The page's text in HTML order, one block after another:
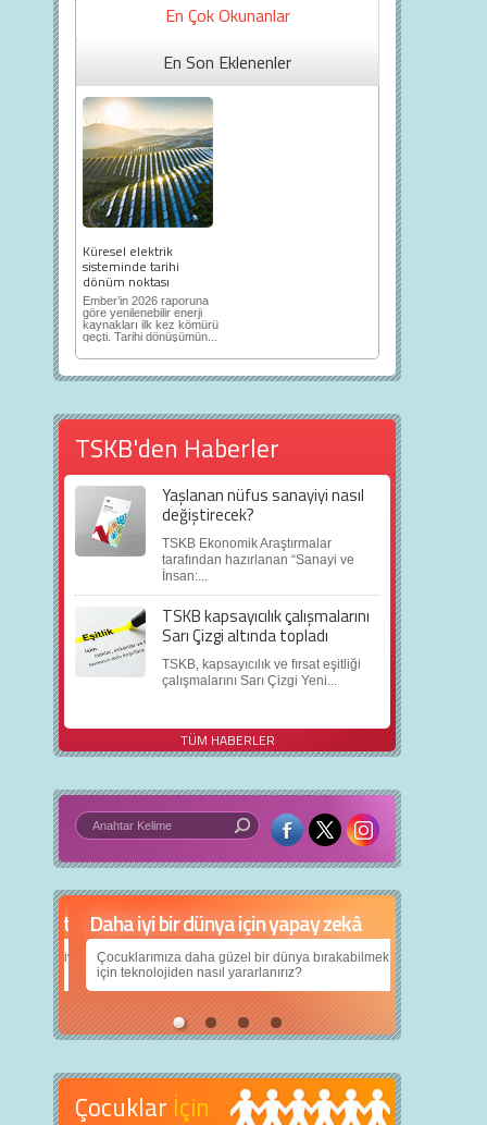
En Çok Okunanlar
En Son Eklenenler
Küresel elektrik
sisteminde tarihi
dönüm noktası
Ember’in 2026 raporuna
göre yenilenebilir enerji
kaynakları ilk kez kömürü
geçti. Tarihi dönüşümün...
TSKB'den Haberler
Yaşlanan nüfus sanayiyi nasıl
değiştirecek?
TSKB Ekonomik Araştırmalar
tarafından hazırlanan “Sanayi ve
İnsan:...
TSKB kapsayıcılık çalışmalarını
Sarı Çizgi altında topladı
TSKB, kapsayıcılık ve fırsat eşitliği
çalışmalarını Sarı Çizgi Yeni...
TÜM HABERLER
Daha iyi bir dünya için yapay zekâ
Çocuklarımıza daha güzel bir dünya bırakabilmek
için teknolojiden nasıl yararlanırız?
Çocuklar İçin